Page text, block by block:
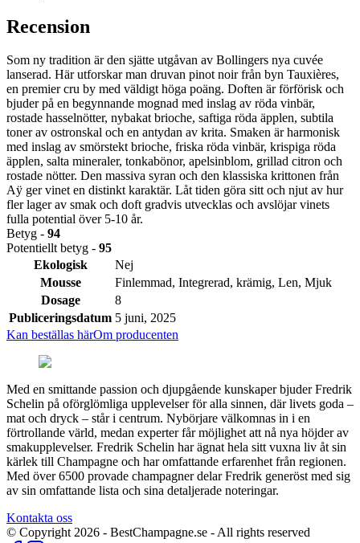
Recension
Som ny tradition är den sjätte utgåvan av Bollingers nya cuvée
lanserad. Här utforskar man druvan pinot noir från byn Tauxières,
en premier cru by med väldigt höga poäng. Doften är förförisk och
bjuder på en begynnande mognad med inslag av röda vinbär,
rostade hasselnötter, nybakat brioche, saftiga röda äpplen, subtila
toner av ostronskal och en antydan av krita. Smaken är harmonisk
med inslag av smörstekt brioche, friska röda vinbär, krispiga röda
äpplen, salta mineraler, tonkabönor, apelsinblom, grillad citron och
rostade nötter. Den massiva syran och den klassiska krittonen från
Aÿ ger vinet en distinkt karaktär. Låt tiden göra sitt och njut av hur
fler lager av smak och doft gradvis utvecklas och avslöjar vinets
fulla potential över 5-10 år.
Betyg - 94
Potentiellt betyg - 95
Ekologisk
Nej
Mousse
Finlemmad, Integrerad, krämig, Len, Mjuk
Dosage
8
Publiceringsdatum 5 juni, 2025
Kan beställas härOm producenten
Med en smittande passion och djupgående kunskaper bjuder Fredrik
Schelin på oförglömliga upplevelser för alla sinnen, där livets goda –
mat och dryck – står i centrum. Nybörjare välkomnas in i en
förtrollande värld, medan experter får möjlighet att nå nya höjder av
smakupplevelser. Fredrik Schelin har ägnat hela sitt vuxna liv åt sin
kärlek till Champagne och har omfattande erfarenhet från regionen.
Med över 6500 provade champagner delar Fredrik generöst med sig
av sin omfattande lista och sina detaljerade noteringar.
Kontakta oss
© Copyright2026 - BestChampagne.se - All rights reserved